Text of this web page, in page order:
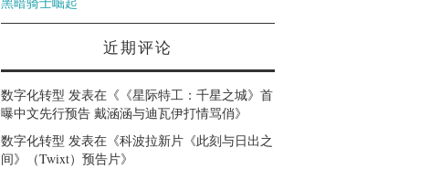
近期评论
数字化转型 发表在《 《星际特工：千星之城》首
曝中文先行预告 戴涵涵与迪瓦伊打情骂俏》
数字化转型 发表在《科波拉新片《此刻与日出之
间》（Twixt）预告片》